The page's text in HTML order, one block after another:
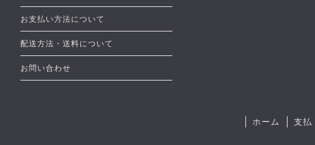
お支払い方法について
配送方法・送料について
お問い合わせ
ホーム 支払